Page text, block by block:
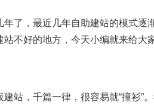
了，最近几年自助建站的模式逐
不好的地方，今天小编就来给大
站，千篇一律，很容易就“撞衫”